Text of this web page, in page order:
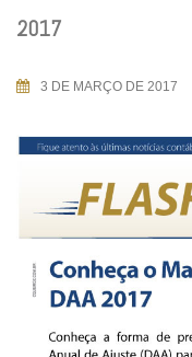
2017
3 DE MARÇO DE 2017